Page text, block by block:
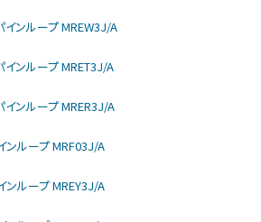
ンループ MREW3J/A
ンループ MRET3J/A
ンループ MRER3J/A
ンループ MRF03J/A
ループ MREY3J/A